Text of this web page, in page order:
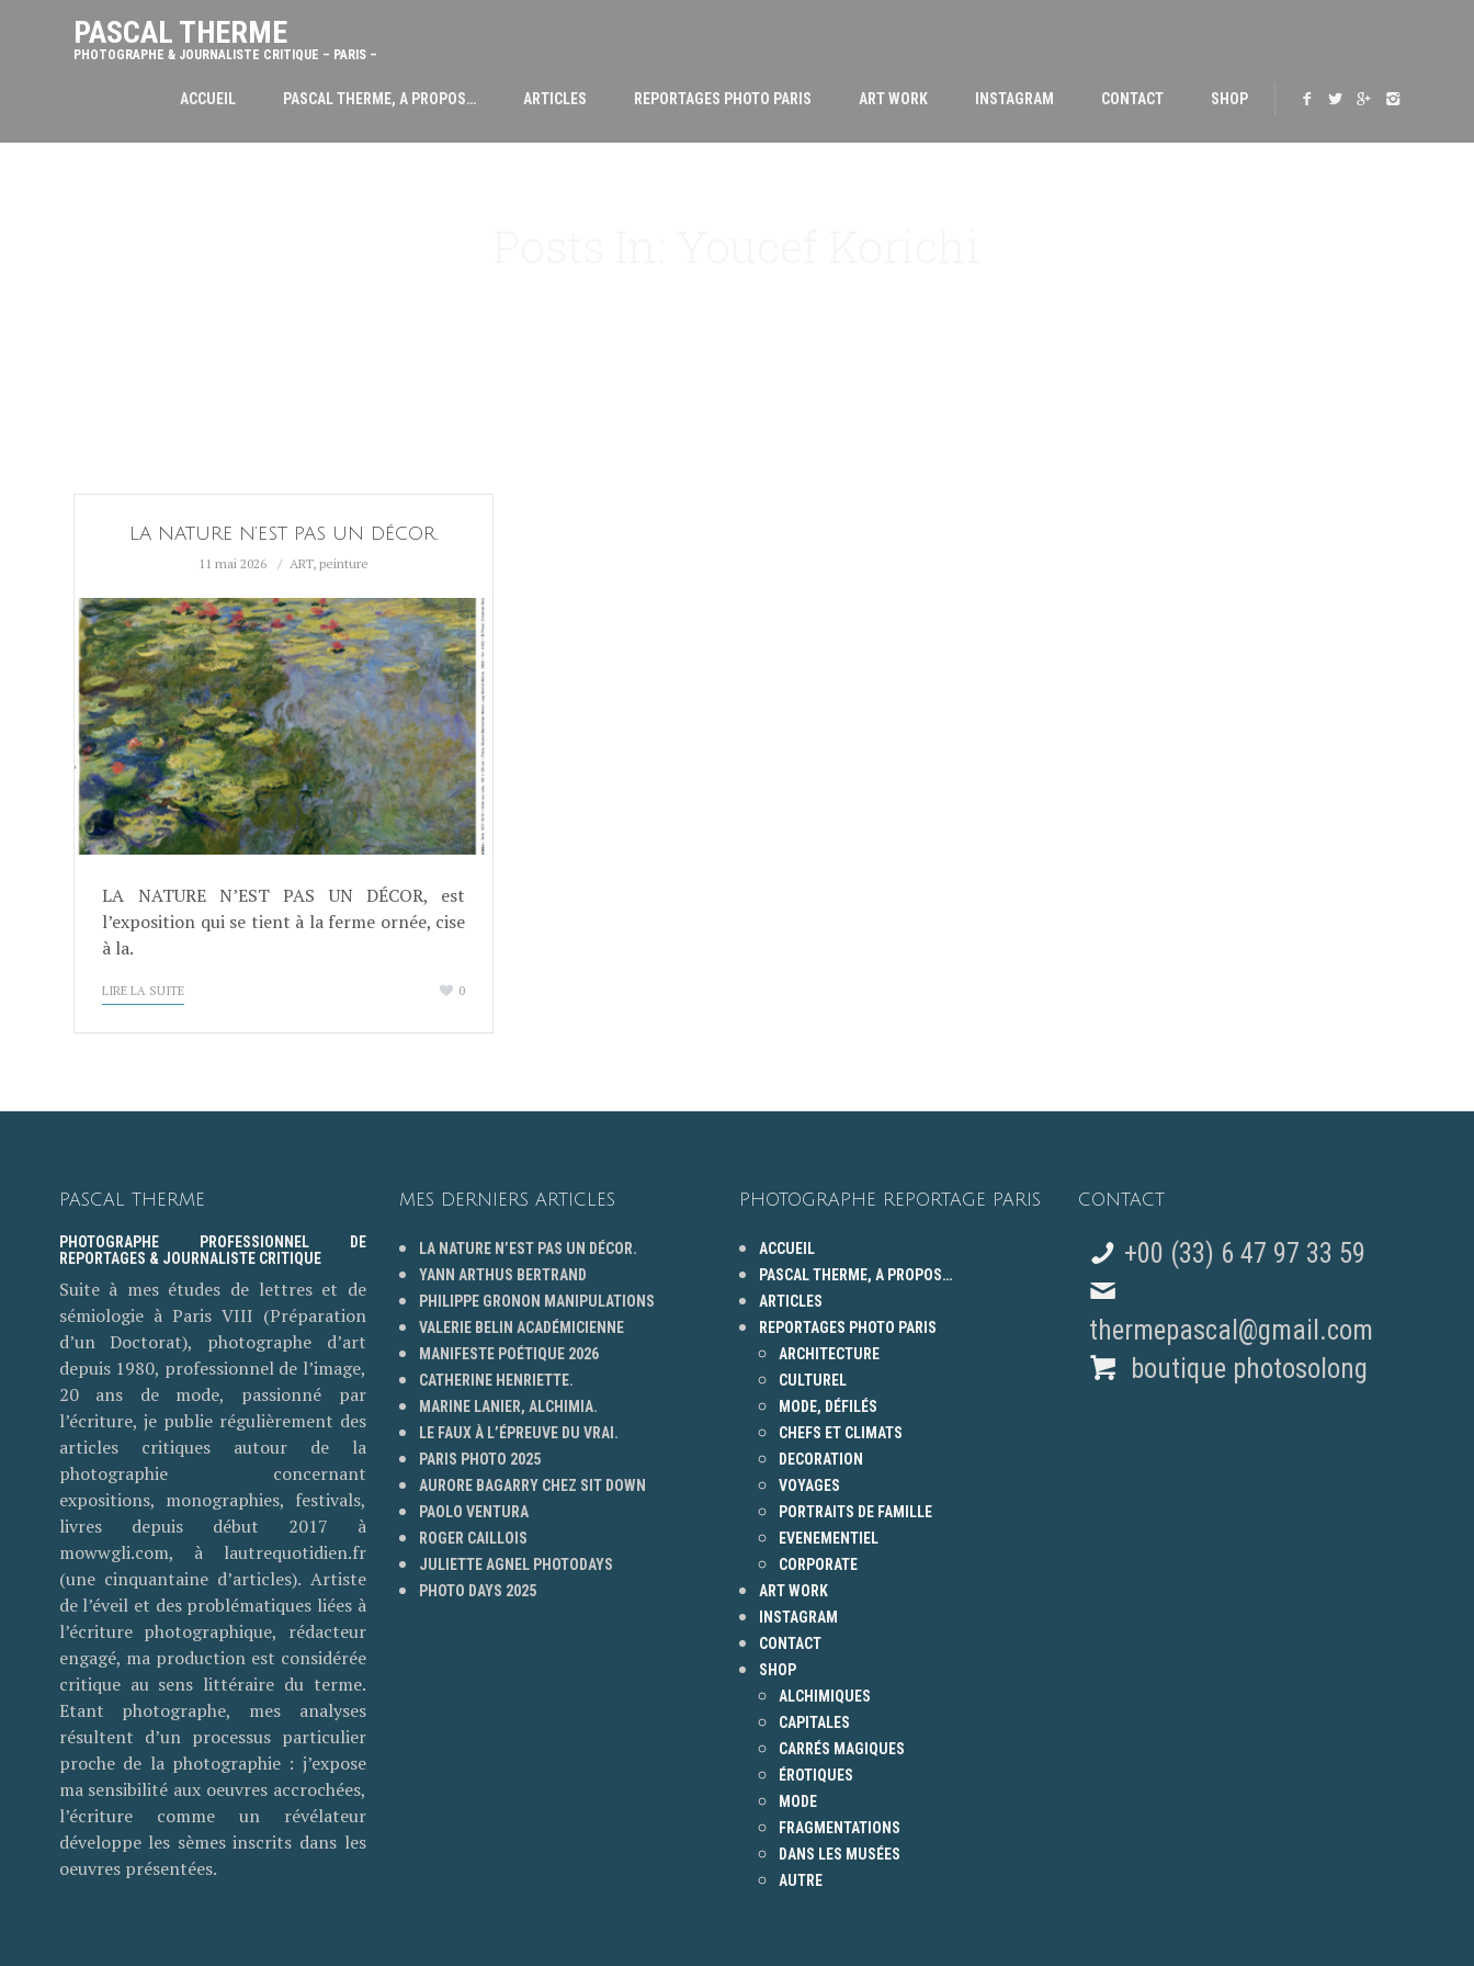
PASCAL THERME
PHOTOGRAPHE & JOURNALISTE CRITIQUE – PARIS –
ACCUEIL PASCAL THERME, A PROPOS… ARTICLES REPORTAGES PHOTO PARIS ART WORK INSTAGRAM CONTACT SHOP
LA NATURE N’EST PAS UN DÉCOR.
11 mai 2026 ART,peinture
LA NATURE N’EST PAS UN DÉCOR, est
l’exposition qui se tient à la ferme ornée, cise
à la.
LIRE LA SUITE 0
PASCAL THERME
PHOTOGRAPHE PROFESSIONNEL DE
REPORTAGES & JOURNALISTE CRITIQUE
Suite à mes études de lettres et de
sémiologie à Paris VIII (Préparation
d’un Doctorat), photographe d’art
depuis 1980, professionnel de l’image,
20 ans de mode, passionné par
l’écriture, je publie régulièrement des
articles critiques autour de la
photographie concernant
expositions, monographies, festivals,
livres depuis début 2017 à
mowwgli.com, à lautrequotidien.fr
(une cinquantaine d’articles). Artiste
de l’éveil et des problématiques liées à
l’écriture photographique, rédacteur
engagé, ma production est considérée
critique au sens littéraire du terme.
Etant photographe, mes analyses
résultent d’un processus particulier
proche de la photographie : j’expose
ma sensibilité aux oeuvres accrochées,
l’écriture comme un révélateur
développe les sèmes inscrits dans les
oeuvres présentées.
MES DERNIERS ARTICLES
LA NATURE N’EST PAS UN DÉCOR.
YANN ARTHUS BERTRAND
PHILIPPE GRONON MANIPULATIONS
VALERIE BELIN ACADÉMICIENNE
MANIFESTE POÉTIQUE 2026
CATHERINE HENRIETTE.
MARINE LANIER, ALCHIMIA.
LE FAUX À L’ÉPREUVE DU VRAI.
PARIS PHOTO 2025
AURORE BAGARRY CHEZ SIT DOWN
PAOLO VENTURA
ROGER CAILLOIS
JULIETTE AGNEL PHOTODAYS
PHOTO DAYS 2025
PHOTOGRAPHE REPORTAGE PARIS
ACCUEIL
PASCAL THERME, A PROPOS…
ARTICLES
REPORTAGES PHOTO PARIS
ARCHITECTURE
CULTUREL
MODE, DÉFILÉS
CHEFS ET CLIMATS
DECORATION
VOYAGES
PORTRAITS DE FAMILLE
EVENEMENTIEL
CORPORATE
ART WORK
INSTAGRAM
CONTACT
SHOP
ALCHIMIQUES
CAPITALES
CARRÉS MAGIQUES
ÉROTIQUES
MODE
FRAGMENTATIONS
DANS LES MUSÉES
AUTRE
CONTACT
+00 (33) 6 47 97 33 59
thermepascal@gmail.com
boutique photosolong